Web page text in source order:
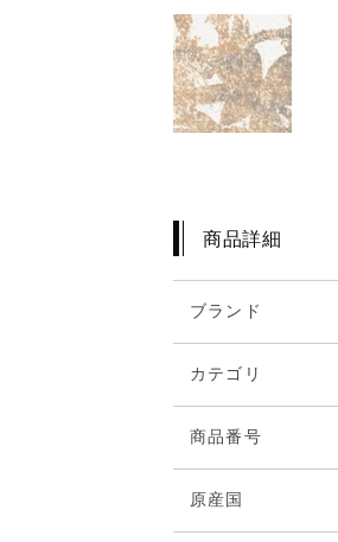
商品詳細
ブランド
カテゴリ
商品番号
原産国